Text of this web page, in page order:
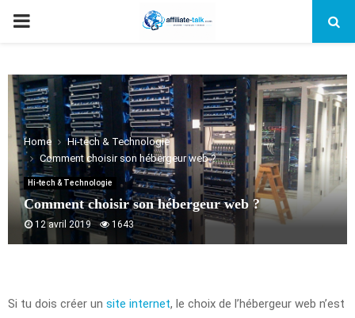
PRIMARY
Home
Hi-tech & Technologie
Comment choisir son hébergeur web ?
Hi-tech & Technologie
Comment choisir son hébergeur web ?
12 avril 2019 1643
Si tu dois créer un site internet, le choix de l’hébergeur web n’est